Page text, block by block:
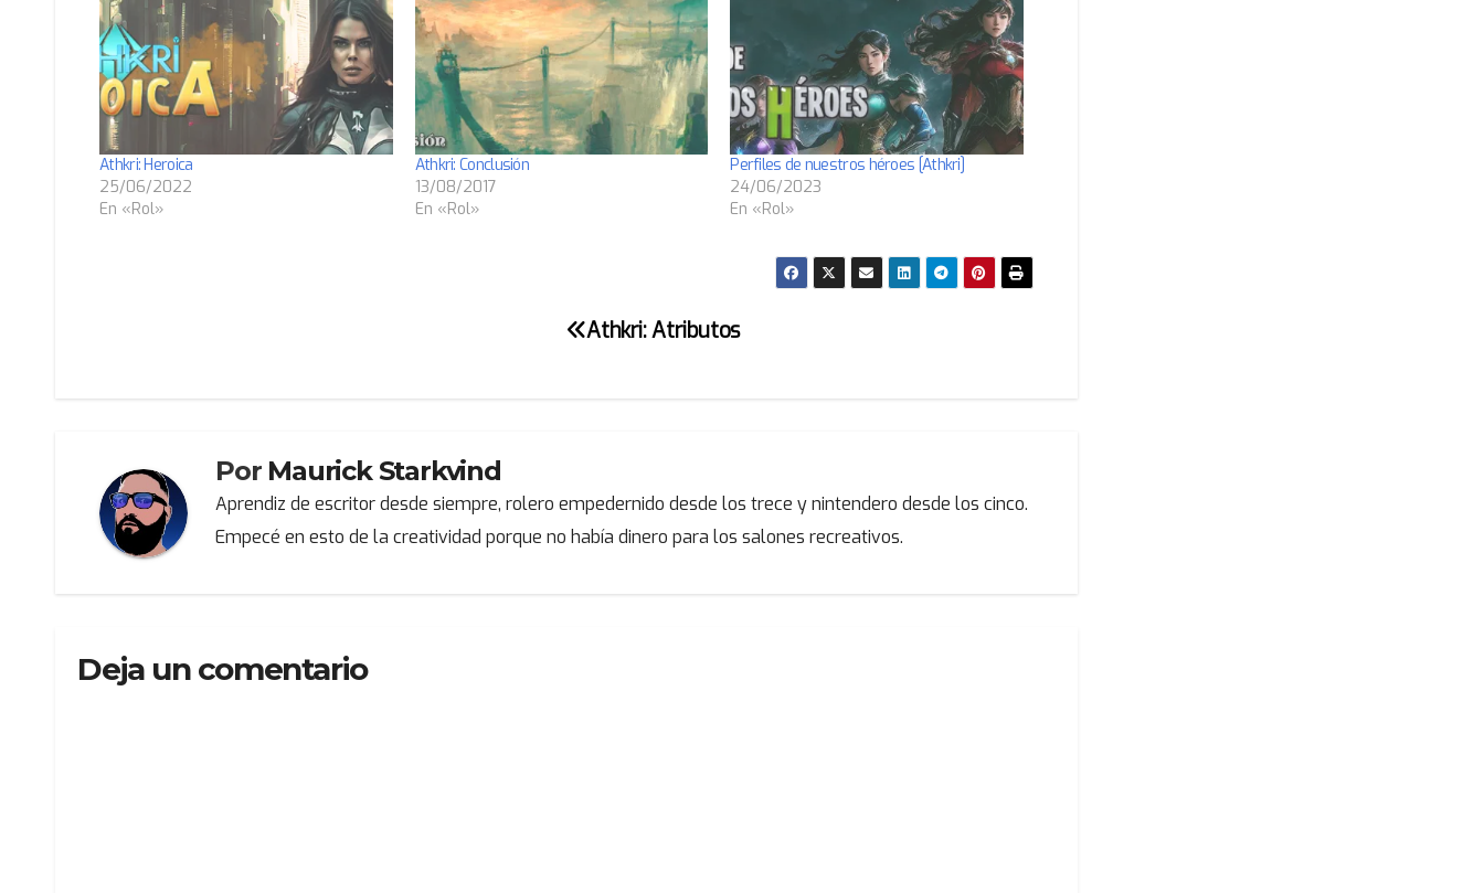
Athkri: Heroica
25/06/2022
En «Rol»
Athkri: Conclusión
13/08/2017
En «Rol»
Perfiles de nuestros héroes [Athkri]
24/06/2023
En «Rol»
Athkri: Atributos
Por Maurick Starkvind
Aprendiz de escritor desde siempre, rolero empedernido desde los trece y nintendero desde los cinco.
Empecé en esto de la creatividad porque no había dinero para los salones recreativos.
Deja un comentario